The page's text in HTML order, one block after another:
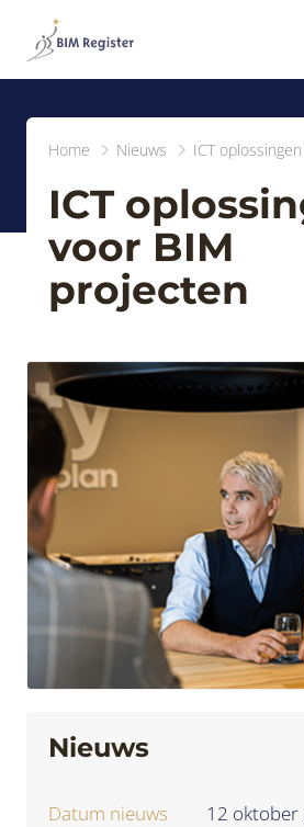
Home Nieuws ICT
ICT
voor BIM
projecten
Nieuws
Datum nieuws
12 oktober